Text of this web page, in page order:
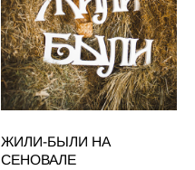
ЖИЛИ-БЫЛИ НА
СЕНОВАЛЕ